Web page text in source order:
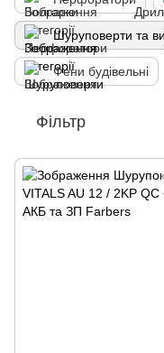
Шуруповерти та
Фени будівельні
Фільтр